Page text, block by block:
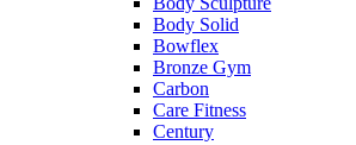
Body Solid
Bowflex
Bronze Gym
Carbon
Care Fitness
Century